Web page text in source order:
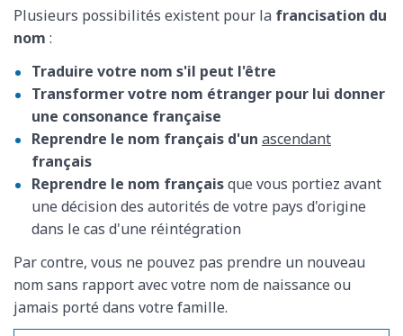
Plusieurs possibilités existent pour la francisation du
nom :
Traduire votre nom s'il peut l'être
Transformer votre nom étranger pour lui donner
une consonance française
Reprendre le nom français d'un ascendant
français
Reprendre le nom françaisque vous portiez avant
une décision des autorités de votre pays d'origine
dans le cas d'une réintégration
Par contre, vous ne pouvez pas prendre un nouveau
nom sans rapport avec votre nom de naissance ou
jamais porté dans votre famille.